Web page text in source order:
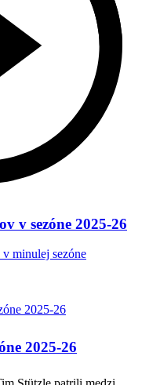
v sezóne 2025-26
minulej sezóne
2025-26